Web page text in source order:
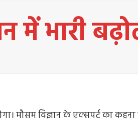
में भारी
मौसम विज्ञान के एक्सपर्ट का कहना